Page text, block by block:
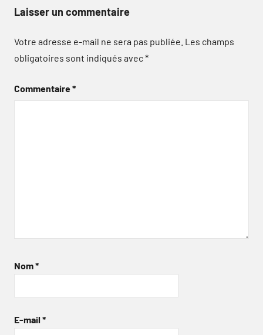
Laisser un commentaire
Votre adresse e-mail ne sera pas publiée. Les champs
obligatoires sont indiqués avec*
Commentaire*
Nom*
E-mail *